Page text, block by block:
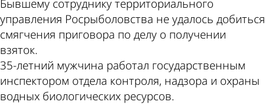
Бывшему сотруднику территориального
управления Росрыболовства не удалось добиться
смягчения приговора по делу о получении
взяток.
35-летний мужчина работал государственным
инспектором отдела контроля, надзора и охраны
водных биологических ресурсов.